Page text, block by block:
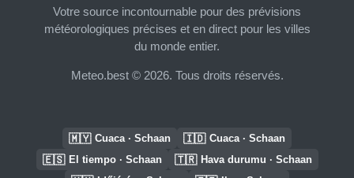
Votre source incontournable pour des prévisions
météorologiques précises et en direct pour les villes
du monde entier.
Meteo.best © 2026. Tous droits réservés.
🇲🇾 Cuaca · Schaan 🇮🇩 Cuaca · Schaan
🇪🇸 El tiempo · Schaan 🇹🇷 Hava durumu · Schaan